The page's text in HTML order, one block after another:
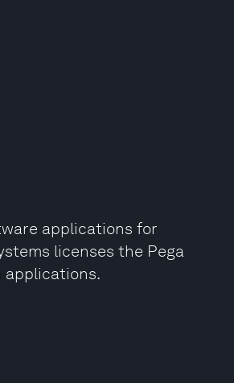
applications for
licenses the Pega